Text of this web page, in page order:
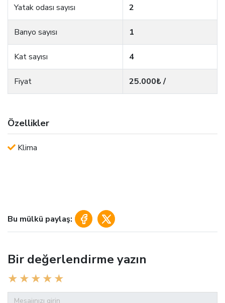
Yatak odası sayısı 2
Banyo sayısı 1
Kat sayısı 4
Fiyat 25.000₺ /
Özellikler
Klima
Bu mülkü paylaş:
Bir değerlendirme yazın